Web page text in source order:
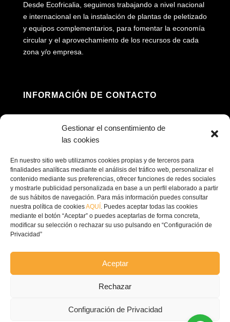
Gestionar el consentimiento de
las cookies
En nuestro sitio web utilizamos cookies propias y de terceros para
finalidades analíticas mediante el análisis del tráfico web, personalizar el
contenido mediante sus preferencias, ofrecer funciones de redes sociales
y mostrarle publicidad personalizada en base a un perfil elaborado a partir
de sus hábitos de navegación. Para más información puedes consultar
nuestra política de cookiesAQUÍ . Puedes aceptar todas las cookies
mediante el botón “Aceptar” o puedes aceptarlas de forma concreta,
modificar su selección o rechazar su uso pulsando en “Configuración de
Privacidad”
Aceptar
Rechazar
Configuración de Privacidad
Desde Ecofricalia, seguimos trabajando a nivel nacional
e internacional en la instalación de plantas de peletizado
y equipos complementarios, para fomentar la economía
circular y el aprovechamiento de los recursos de cada
zona y/o empresa.
INFORMACIÓN DE CONTACTO
Pedroñeras, Cuenca
 contacto@ecofricalia.com